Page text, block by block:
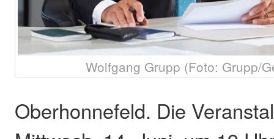
Wolfgang Grupp (Foto: Grupp/
Oberhonnefeld. Die